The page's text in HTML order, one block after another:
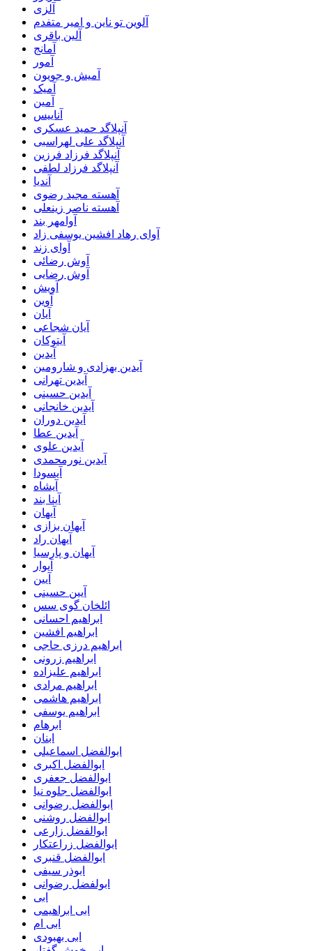
آلزی
آلوین تو ناین و امیر متفدم
آلین باقری
آمانج
آمور
آمیش و جویون
آمیک
آمین
آناییس
آنپلاگد حمید عسکری
آنپلاگد علی لهراسبی
آنپلاگد فرزاد فرزین
آنپلاگد فرزاد لطفی
آندیا
آهسته مجید رضوی
آهسته ناصر زینعلی
آوامهر بند
آوای رهاد افشین یوسفی زاد
آوای زند
آوش رضائی
آوش رضایی
آویش
آوین
آیان
آیان شجاعی
آیتوکان
آیدین
آیدین بهزادی و شارومین
آیدین تهرانی
آیدین حسینی
آیدین خانجانی
آیدین دوران
آیدین عطا
آیدین علوی
آیدین نورمحمدی
آیسودا
آیشاه
آینا بند
آیهان
آیهان بزازی
آیهان راد
آیهان و پارسیا
آیوار
آیین
آیین حسینی
ائلخان گوی سس
ابراهیم احسانی
ابراهیم افشین
ابراهیم درزی حاجی
ابراهیم زرونی
ابراهیم علیزاده
ابراهیم مرادی
ابراهیم هاشمی
ابراهیم یوسفی
ابرهام
ابنان
ابوالفضل اسماعیلی
ابوالفضل اکبری
ابوالفضل جعفری
ابوالفضل جلوه نیا
ابوالفضل رضوانی
ابوالفضل روشنی
ابوالفضل زارعی
ابوالفضل زراعتکار
ابوالفضل قنبری
ابوذر سیفی
ابولفضل رضوانی
ابی
ابی ابراهیمی
ابی ام
ابی بهبودی